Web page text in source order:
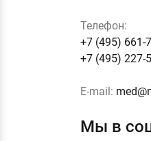
Телефон:
+7 (495) 661-
+7 (495) 227-
E-mail:
Мы в